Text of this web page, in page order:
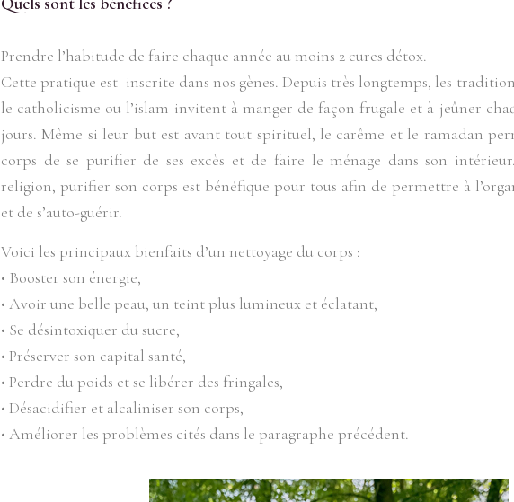
Prendre l’habitude de faire chaque année au moins 2 cures détox.
Cette pratique est inscrite dans nos gènes. Depuis très longtemps, les
le catholicisme ou l’islam invitent à manger de façon frugale et à jeûner
jours. Même si leur but est avant tout spirituel, le carême et le ramadan
corps de se purifier de ses excès et de faire le ménage dans son
religion, purifier son corps est bénéfique pour tous afin de permettre à
et de s’auto-guérir.
Voici les principaux bienfaits d’un nettoyage du corps :
• Booster son énergie,
• Avoir une belle peau, un teint plus lumineux et éclatant,
• Se désintoxiquer du sucre,
• Préserver son capital santé,
• Perdre du poids et se libérer des fringales,
• Désacidifier et alcaliniser son corps,
• Améliorer les problèmes cités dans le paragraphe précédent.